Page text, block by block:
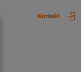
Kontakt